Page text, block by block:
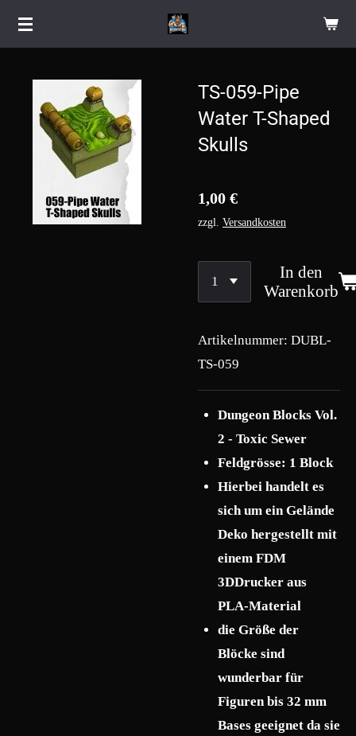
Zum
TS-059-Pipe
Water T-Shaped
Skulls
1,00 €
zzgl. Versandkosten
In den
Warenkorb
Artikelnummer: DUBL-
TS-059
Dungeon Blocks Vol.
2 - Toxic Sewer
Feldgrösse: 1 Block
Hierbei handelt es
sich um ein Gelände
Deko hergestellt mit
einem FDM
3DDrucker aus
PLA-Material
die Größe der
Blöcke sind
wunderbar für
Figuren bis 32 mm
Bases geeignet da sie